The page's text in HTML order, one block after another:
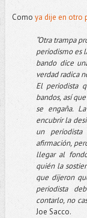
Como ya dije en otro
“Otra trampa
periodismo es
bando dice
verdad radica
El periodista
bandos, así
se engaña.
encubrir la
un
afirmación,
llegar al
quién la
que dijeron
periodista
contarlo, no
Joe Sacco.